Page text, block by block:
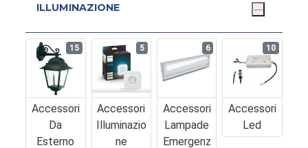
ILLUMINAZIONE
Accessori
Da
Esterno
15
Accessori
Illuminazio
Ne
5
Accessori
Lampade
Emergenz
6
Accessori
Led
10